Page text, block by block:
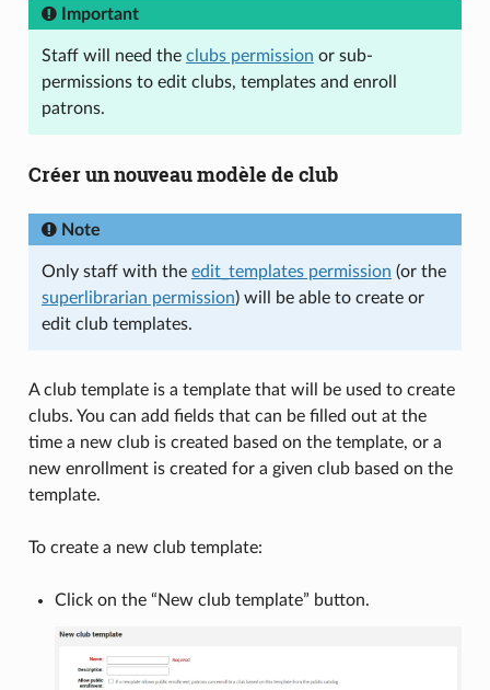
Important
Staff will need the clubs permission or sub-
permissions to edit clubs, templates and enroll
patrons.
Créer un nouveau modèle de club
Note
Only staff with the edit_templates permission (or the
superlibrarian permission) will be able to create or
edit club templates.
A club template is a template that will be used to create
clubs. You can add fields that can be filled out at the
time a new club is created based on the template, or a
new enrollment is created for a given club based on the
template.
To create a new club template:
Click on the “New club template” button.